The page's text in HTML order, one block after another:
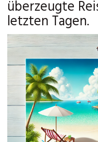
überzeugte
letzten Tagen.